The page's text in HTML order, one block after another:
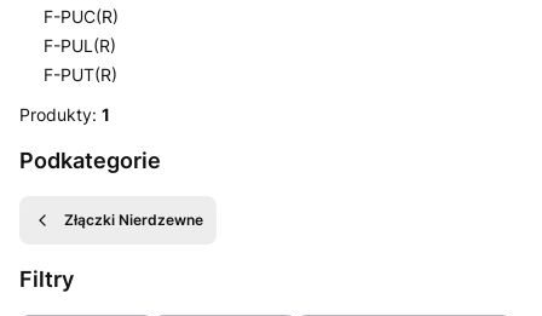
F-PUC(R)
F-PUL(R)
F-PUT(R)
Koniec menu
Produkty: 1
Podkategorie
Złączki Nierdzewne
Filtry